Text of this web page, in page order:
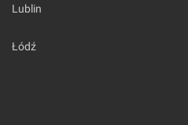
Lublin
Łódź